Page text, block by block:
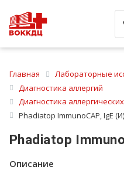
Главная
Лабораторные
Диагностика аллергий
Диагностика
Phadiatop ImmunoCAP, IgE (И)
Phadiatop
Описание